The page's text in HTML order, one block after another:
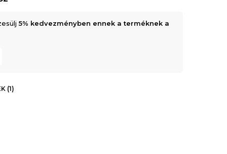
5% kedvezményben ennek a terméknek a
(1)